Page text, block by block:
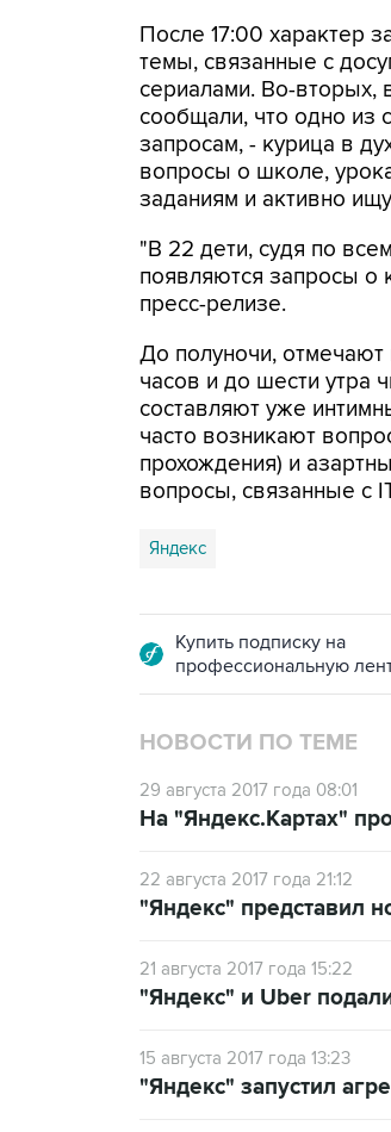
После 17:00 характер
темы, связанные с
сериалами. Во-вторых,
сообщали, что одно из
запросам, - курица в
вопросы о школе,
заданиям и активно
"В 22 дети, судя по
появляются запросы о
пресс-релизе.
До полуночи,
часов и до шести утра
составляют уже
часто возникают
прохождения) и
вопросы, связанные с
Яндекс
Купить подписку на
профессиональную
НОВОСТИ ПО ТЕМЕ
29 августа 2017 года 08:01
На "Яндекс.Картах"
22 августа 2017 года 21:12
"Яндекс" представил
21 августа 2017 года 15:22
"Яндекс" и Uber
15 августа 2017 года 13:23
"Яндекс" запустил